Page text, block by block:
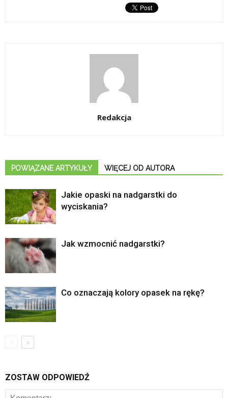
Redakcja
POWIĄZANE ARTYKUŁY WIĘCEJ OD AUTORA
Jakie opaski na nadgarstki do
wyciskania?
Jak wzmocnić nadgarstki?
Co oznaczają kolory opasek na rękę?
ZOSTAW ODPOWIEDŹ